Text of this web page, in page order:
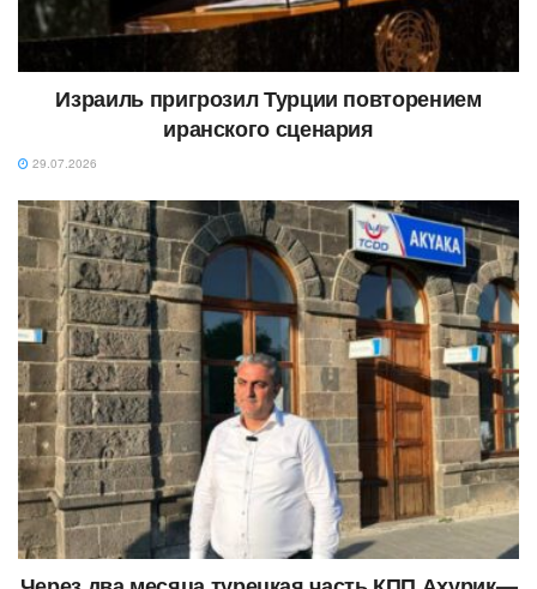
Израиль пригрозил Турции повторением
иранского сценария
29.07.2026